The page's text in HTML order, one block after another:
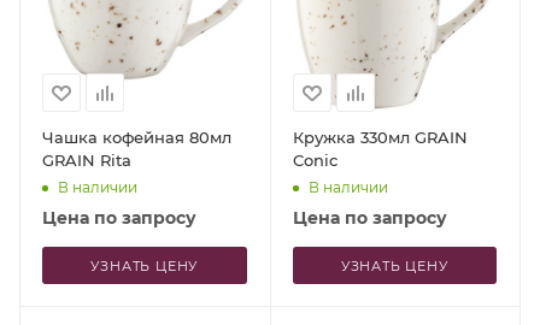
Чашка кофейная 80мл
GRAIN Rita
В наличии
Цена по запросу
УЗНАТЬ ЦЕНУ
Кружка 330мл GRAIN
Conic
В наличии
Цена по запросу
УЗНАТЬ ЦЕНУ